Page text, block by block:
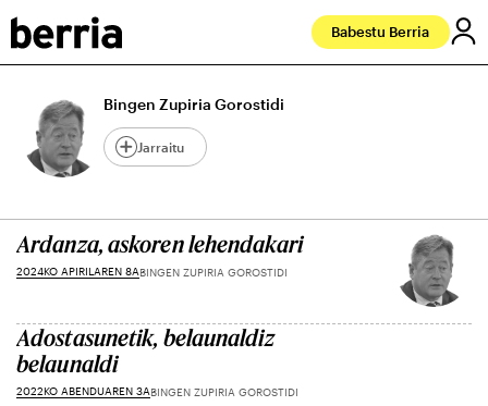
Babestu Berria
Bingen Zupiria Gorostidi
Jarraitu
Ardanza, askoren lehendakari
2024KO APIRILAREN 8ABINGEN ZUPIRIA GOROSTIDI
Adostasunetik, belaunaldiz
belaunaldi
2022KO ABENDUAREN 3ABINGEN ZUPIRIA GOROSTIDI